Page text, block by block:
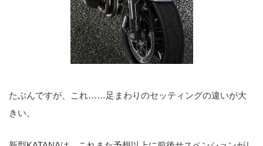
たぶんですが、これ……足まわりのセッティングの違いが大
きい。